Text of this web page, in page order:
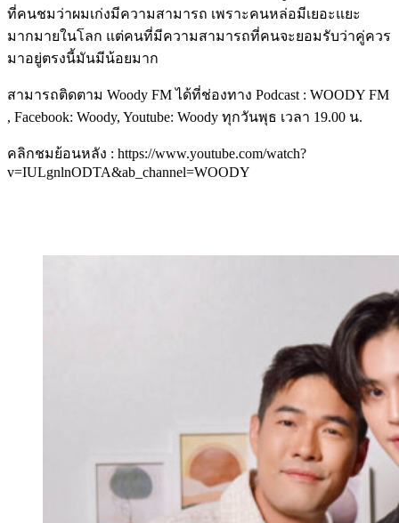
ที่คนชมว่าผมเก่งมีความสามารถ เพราะคนหล่อมีเยอะแยะ
มากมายในโลก แต่คนที่มีความสามารถที่คนจะยอมรับว่าคู่ควร
มาอยู่ตรงนี้มันมีน้อยมาก
สามารถติดตาม Woody FM ได้ที่ช่องทาง Podcast : WOODY FM
, Facebook: Woody, Youtube: Woody ทุกวันพุธ เวลา 19.00 น.
คลิกชมย้อนหลัง : https://www.youtube.com/watch?
v=IULgnlnODTA&ab_channel=WOODY